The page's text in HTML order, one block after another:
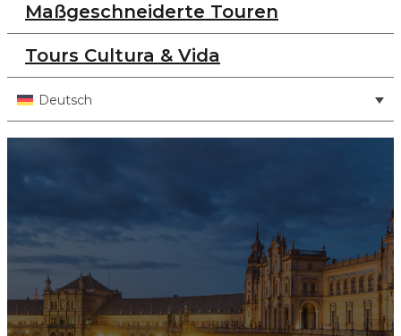
Maßgeschneiderte Touren
Tours Cultura & Vida
Deutsch